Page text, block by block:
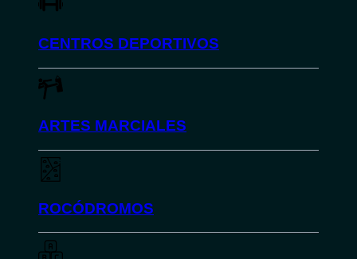
CENTROS DEPORTIVOS
ARTES MARCIALES
ROCÓDROMOS